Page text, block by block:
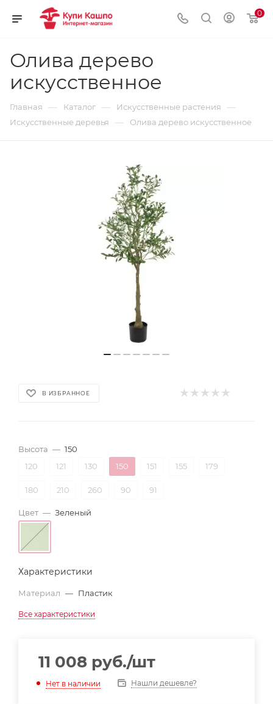
0
Олива дерево
искусственное
Главная — Каталог — Искусственные растения —
Искусственные деревья — Олива дерево искусственное
В ИЗБРАННОЕ
Высота — 150
120
121 130 150 151 155 179
180 210 260 90 91
Цвет — Зеленый
Характеристики
Материал — Пластик
Все характеристики
11 008 руб./шт
Нет в наличии Нашли дешевле?